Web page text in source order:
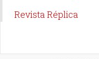
Revista Réplica